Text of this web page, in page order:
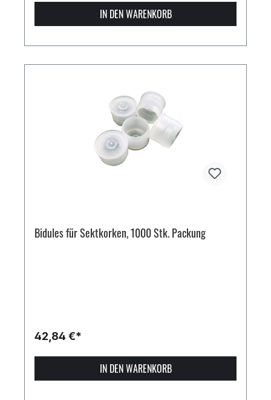
IN DEN WARENKORB
Bidules für Sektkorken, 1000 Stk. Packung
42,84 €*
IN DEN WARENKORB